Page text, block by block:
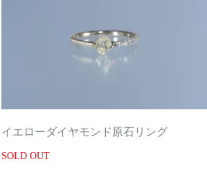
イエローダイヤモンド原石リング
SOLD OUT